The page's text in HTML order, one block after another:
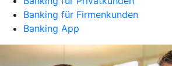
Banking für Firmenkunden
Banking App